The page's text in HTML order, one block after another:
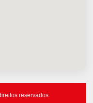
reservados.